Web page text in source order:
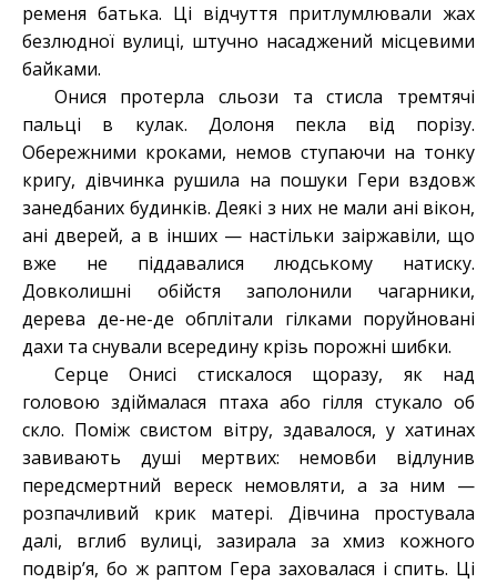
ременя батька. Ці відчуття притлумлювали жах
безлюдної вулиці, штучно насаджений місцевими
байками.
Онися протерла сльози та стисла тремтячі
пальці в кулак. Долоня пекла від порізу.
Обережними кроками, немов ступаючи на тонку
кригу, дівчинка рушила на пошуки Гери вздовж
занедбаних будинків. Деякі з них не мали ані вікон,
ані дверей, а в інших — настільки заіржавіли, що
вже не піддавалися людському натиску.
Довколишні обійстя заполонили чагарники,
дерева де-не-де обплітали гілками поруйновані
дахи та снували всередину крізь порожні шибки.
Серце Онисі стискалося щоразу, як над
головою здіймалася птаха або гілля стукало об
скло. Поміж свистом вітру, здавалося, у хатинах
завивають душі мертвих: немовби відлунив
передсмертний вереск немовляти, а за ним —
розпачливий крик матері. Дівчина простувала
далі, вглиб вулиці, зазирала за хмиз кожного
подвір’я, бо ж раптом Гера заховалася і спить. Ці